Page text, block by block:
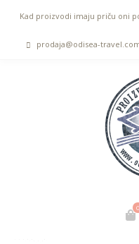
Kad proizvodi imaju priču oni
prodaja@odisea-
0